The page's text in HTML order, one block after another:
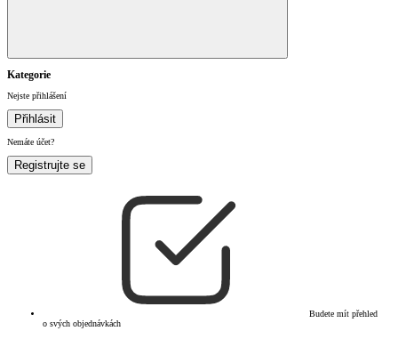
Kategorie
Nejste přihlášení
Přihlásit
Nemáte účet?
Registrujte se
Budete mít přehled
o svých objednávkách